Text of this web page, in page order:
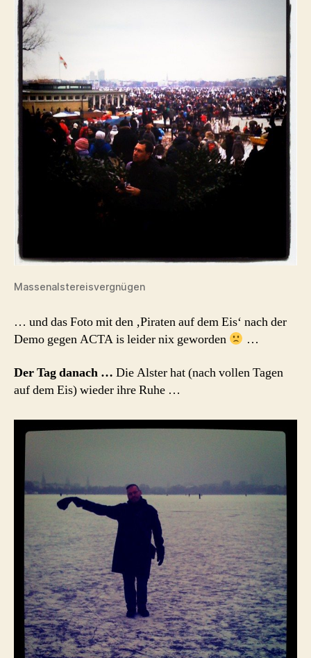
Massenalstereisvergnügen
… und das Foto mit den ‚Piraten auf dem Eis‘ nach der
Demo gegen ACTA is leider nix geworden
…
Der Tag danach … Die Alster hat (nach vollen Tagen
auf dem Eis) wieder ihre Ruhe …